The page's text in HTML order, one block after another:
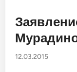
12.03.2015